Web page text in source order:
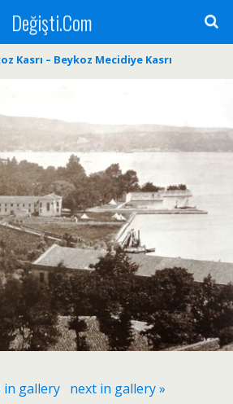
Değişti.Com
Kasrı – Beykoz Mecidiye Kasrı
in gallery next in gallery »